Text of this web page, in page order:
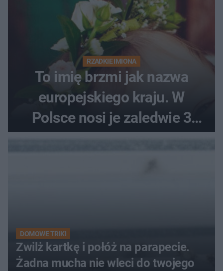
RZADKIE IMIONA
To imię brzmi jak nazwa
europejskiego kraju. W
Polsce nosi je zaledwie 3
DOMOWE TRIKI
Zwilż kartkę i połóż na parapecie.
Żadna mucha nie wleci do twojego